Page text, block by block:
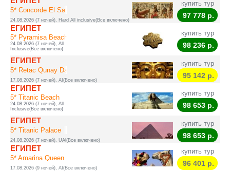
5* Concorde El Sa...
24.08.2026 (7 ночей), Hard All inclusive(Все включено)
купить тур
97 778 р.
ЕГИПЕТ
5* Pyramisa Beach...
24.08.2026 (7 ночей), All
Inclusive(Все включено)
купить тур
98 236 р.
ЕГИПЕТ
5* Retac Qunay Da...
17.08.2026 (7 ночей), AI(Все включено)
купить тур
95 142 р.
ЕГИПЕТ
5* Titanic Beach
24.08.2026 (7 ночей), All
Inclusive(Все включено)
купить тур
98 653 р.
ЕГИПЕТ
5* Titanic Palace
24.08.2026 (7 ночей), UAl(Все включено)
купить тур
98 653 р.
ЕГИПЕТ
5* Amarina Queen ...
17.08.2026 (9 ночей), AI(Все включено)
купить тур
96 401 р.